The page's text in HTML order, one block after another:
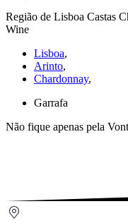
Chardonnay
€
20,00/unidade
Região de Lisboa Castas
Wine
Lisboa,
Arinto,
Chardonnay,
Garrafa
Não fique apenas pela